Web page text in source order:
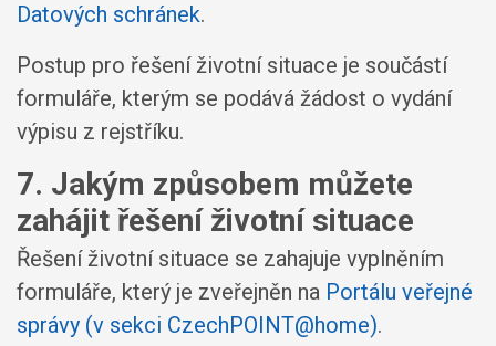
Datových schránek.
Postup pro řešení životní situace je součástí
formuláře, kterým se podává žádost o vydání
výpisu z rejstříku.
7. Jakým způsobem můžete
zahájit řešení životní situace
Řešení životní situace se zahajuje vyplněním
formuláře, který je zveřejněn na Portálu veřejné
správy (v sekci CzechPOINT@home).